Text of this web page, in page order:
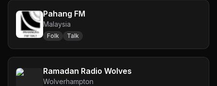
Pahang FM
Malaysia
Folk Talk
Ramadan Radio Wolves
Wolverhampton